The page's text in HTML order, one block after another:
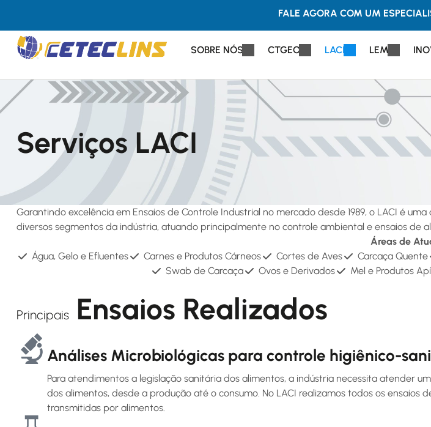
FALE AGORA COM UM
SOBRE NÓS CTGEO LACI LEM
Serviços LACI
Garantindo excelência em Ensaios de Controle Industrial no mercado desde 1989, o LACI é
diversos segmentos da indústria, atuando principalmente no controle ambiental e ensaios de
Áreas de
Água, Gelo e Efluentes
Carnes e Produtos Cárneos Cortes de Aves Carcaça Quente
Swab de Carcaça
Ovos e Derivados Mel e Produtos
Principais Ensaios Realizados
Análises Microbiológicas para controle higiênico-
Para atendimentos a legislação sanitária dos alimentos, a indústria necessita atender
dos alimentos, desde a produção até o consumo. No LACI realizamos todos os
transmitidas por alimentos.